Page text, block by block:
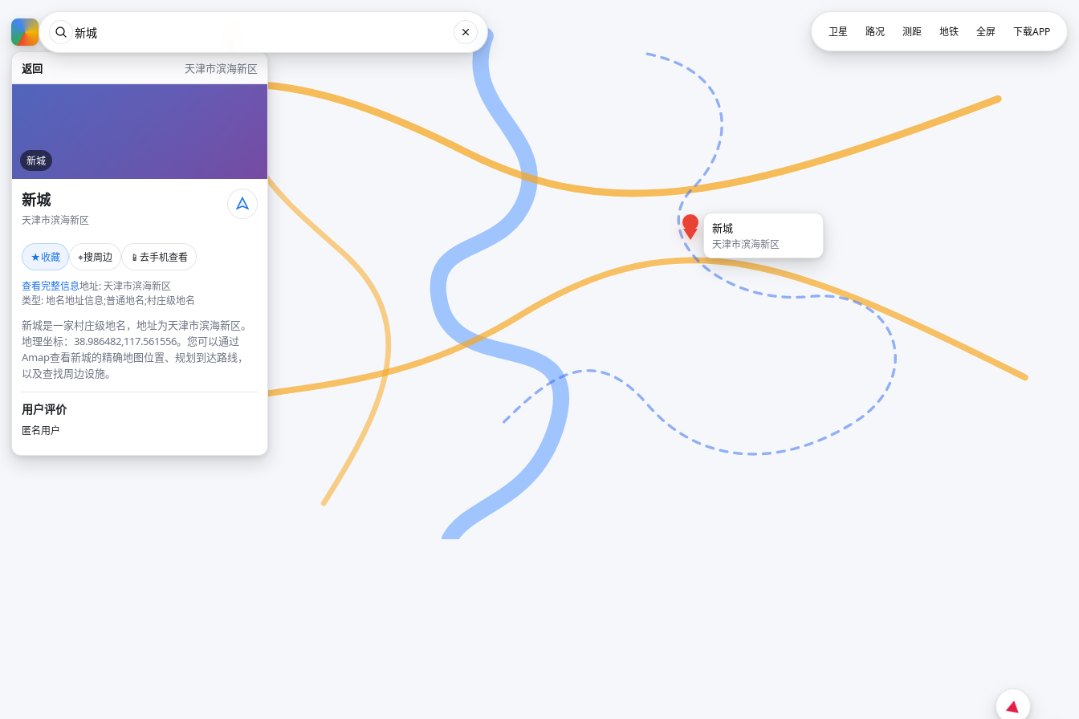
返回 天津市滨海新区
新城
新城
天津市滨海新区
★收藏 ⌖搜周边 📱 去手机查看
查看完整信息地址: 天津市滨海新区
类型: 地名地址信息;普通地名;村庄级地名
新城是一家村庄级地名，地址为天津市滨海新区。
地理坐标：38.986482,117.561556。您可以通过
Amap查看新城的精确地图位置、规划到达路线，
以及查找周边设施。
用户评价
匿名用户
新城
天津市滨海新区
卫星 路况 测距 地铁 全屏 下载APP